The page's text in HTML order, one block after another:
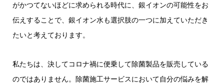
がかつてないほどに求められる時代に、銀イオンの可能性をお
伝えすることで、銀イオン水も選択肢の一つに加えていただき
たいと考えております。
私たちは、決してコロナ禍に便乗して除菌製品を販売している
のではありません。除菌施工サービスにおいて自分の悩みを解